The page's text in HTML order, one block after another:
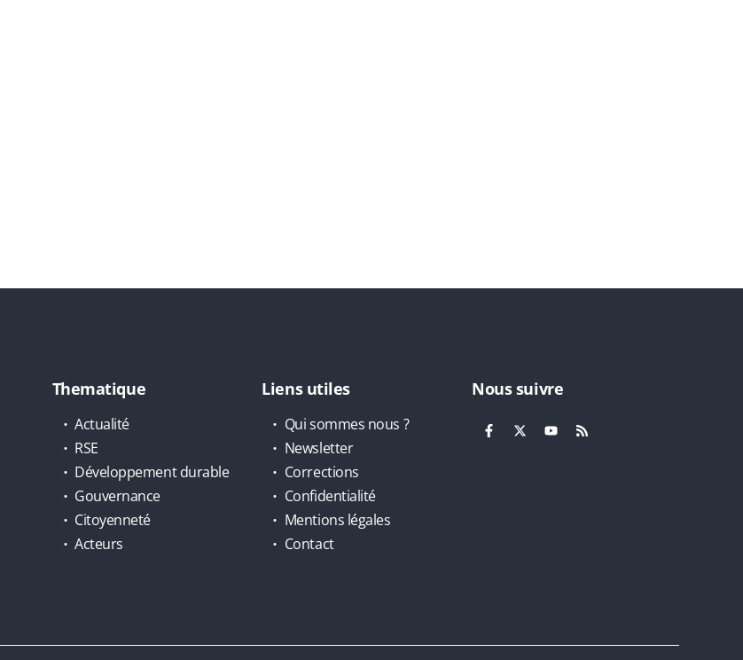
Thematique
Actualité
RSE
Développement durable
Gouvernance
Citoyenneté
Acteurs
Liens utiles
Qui sommes nous ?
Newsletter
Corrections
Confidentialité
Mentions légales
Contact
Nous suivre